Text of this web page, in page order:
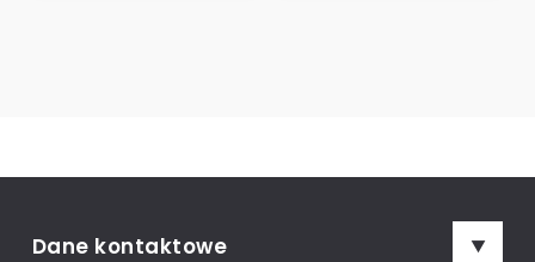
Dane kontaktowe